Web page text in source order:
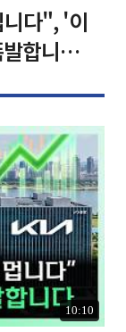
니다", '이
합니다
10:10